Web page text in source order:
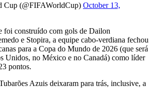
(@FIFAWorldCup) October 13,
foi construído com gols de Dailon
e Stopira, a equipe cabo-verdiana fechou
para a Copa do Mundo de 2026 (que será
Unidos, no México e no Canadá) como líder
pontos.
Azuis deixaram para trás, inclusive, a